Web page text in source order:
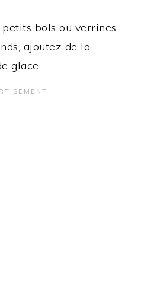
bols ou verrines.
ajoutez de la
glace.